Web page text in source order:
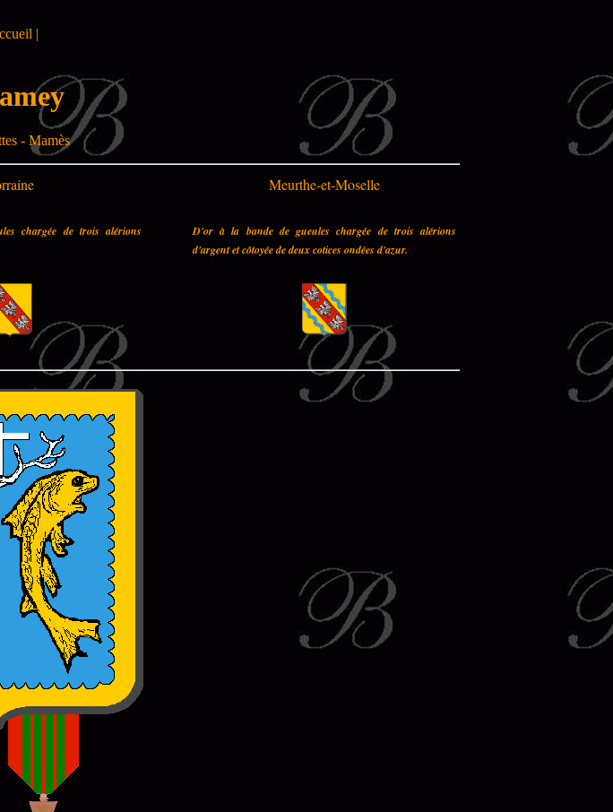
|
- Mamès
Meurthe-et-Moselle
chargée de trois alérions
D'or à la bande de gueules chargée de trois alérions
d'argent et côtoyée de deux cotices ondées d'azur.